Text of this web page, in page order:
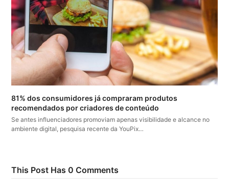
81% dos consumidores já compraram produtos
recomendados por criadores de conteúdo
Se antes influenciadores promoviam apenas visibilidade e alcance no
ambiente digital, pesquisa recente da YouPix…
This Post Has 0 Comments